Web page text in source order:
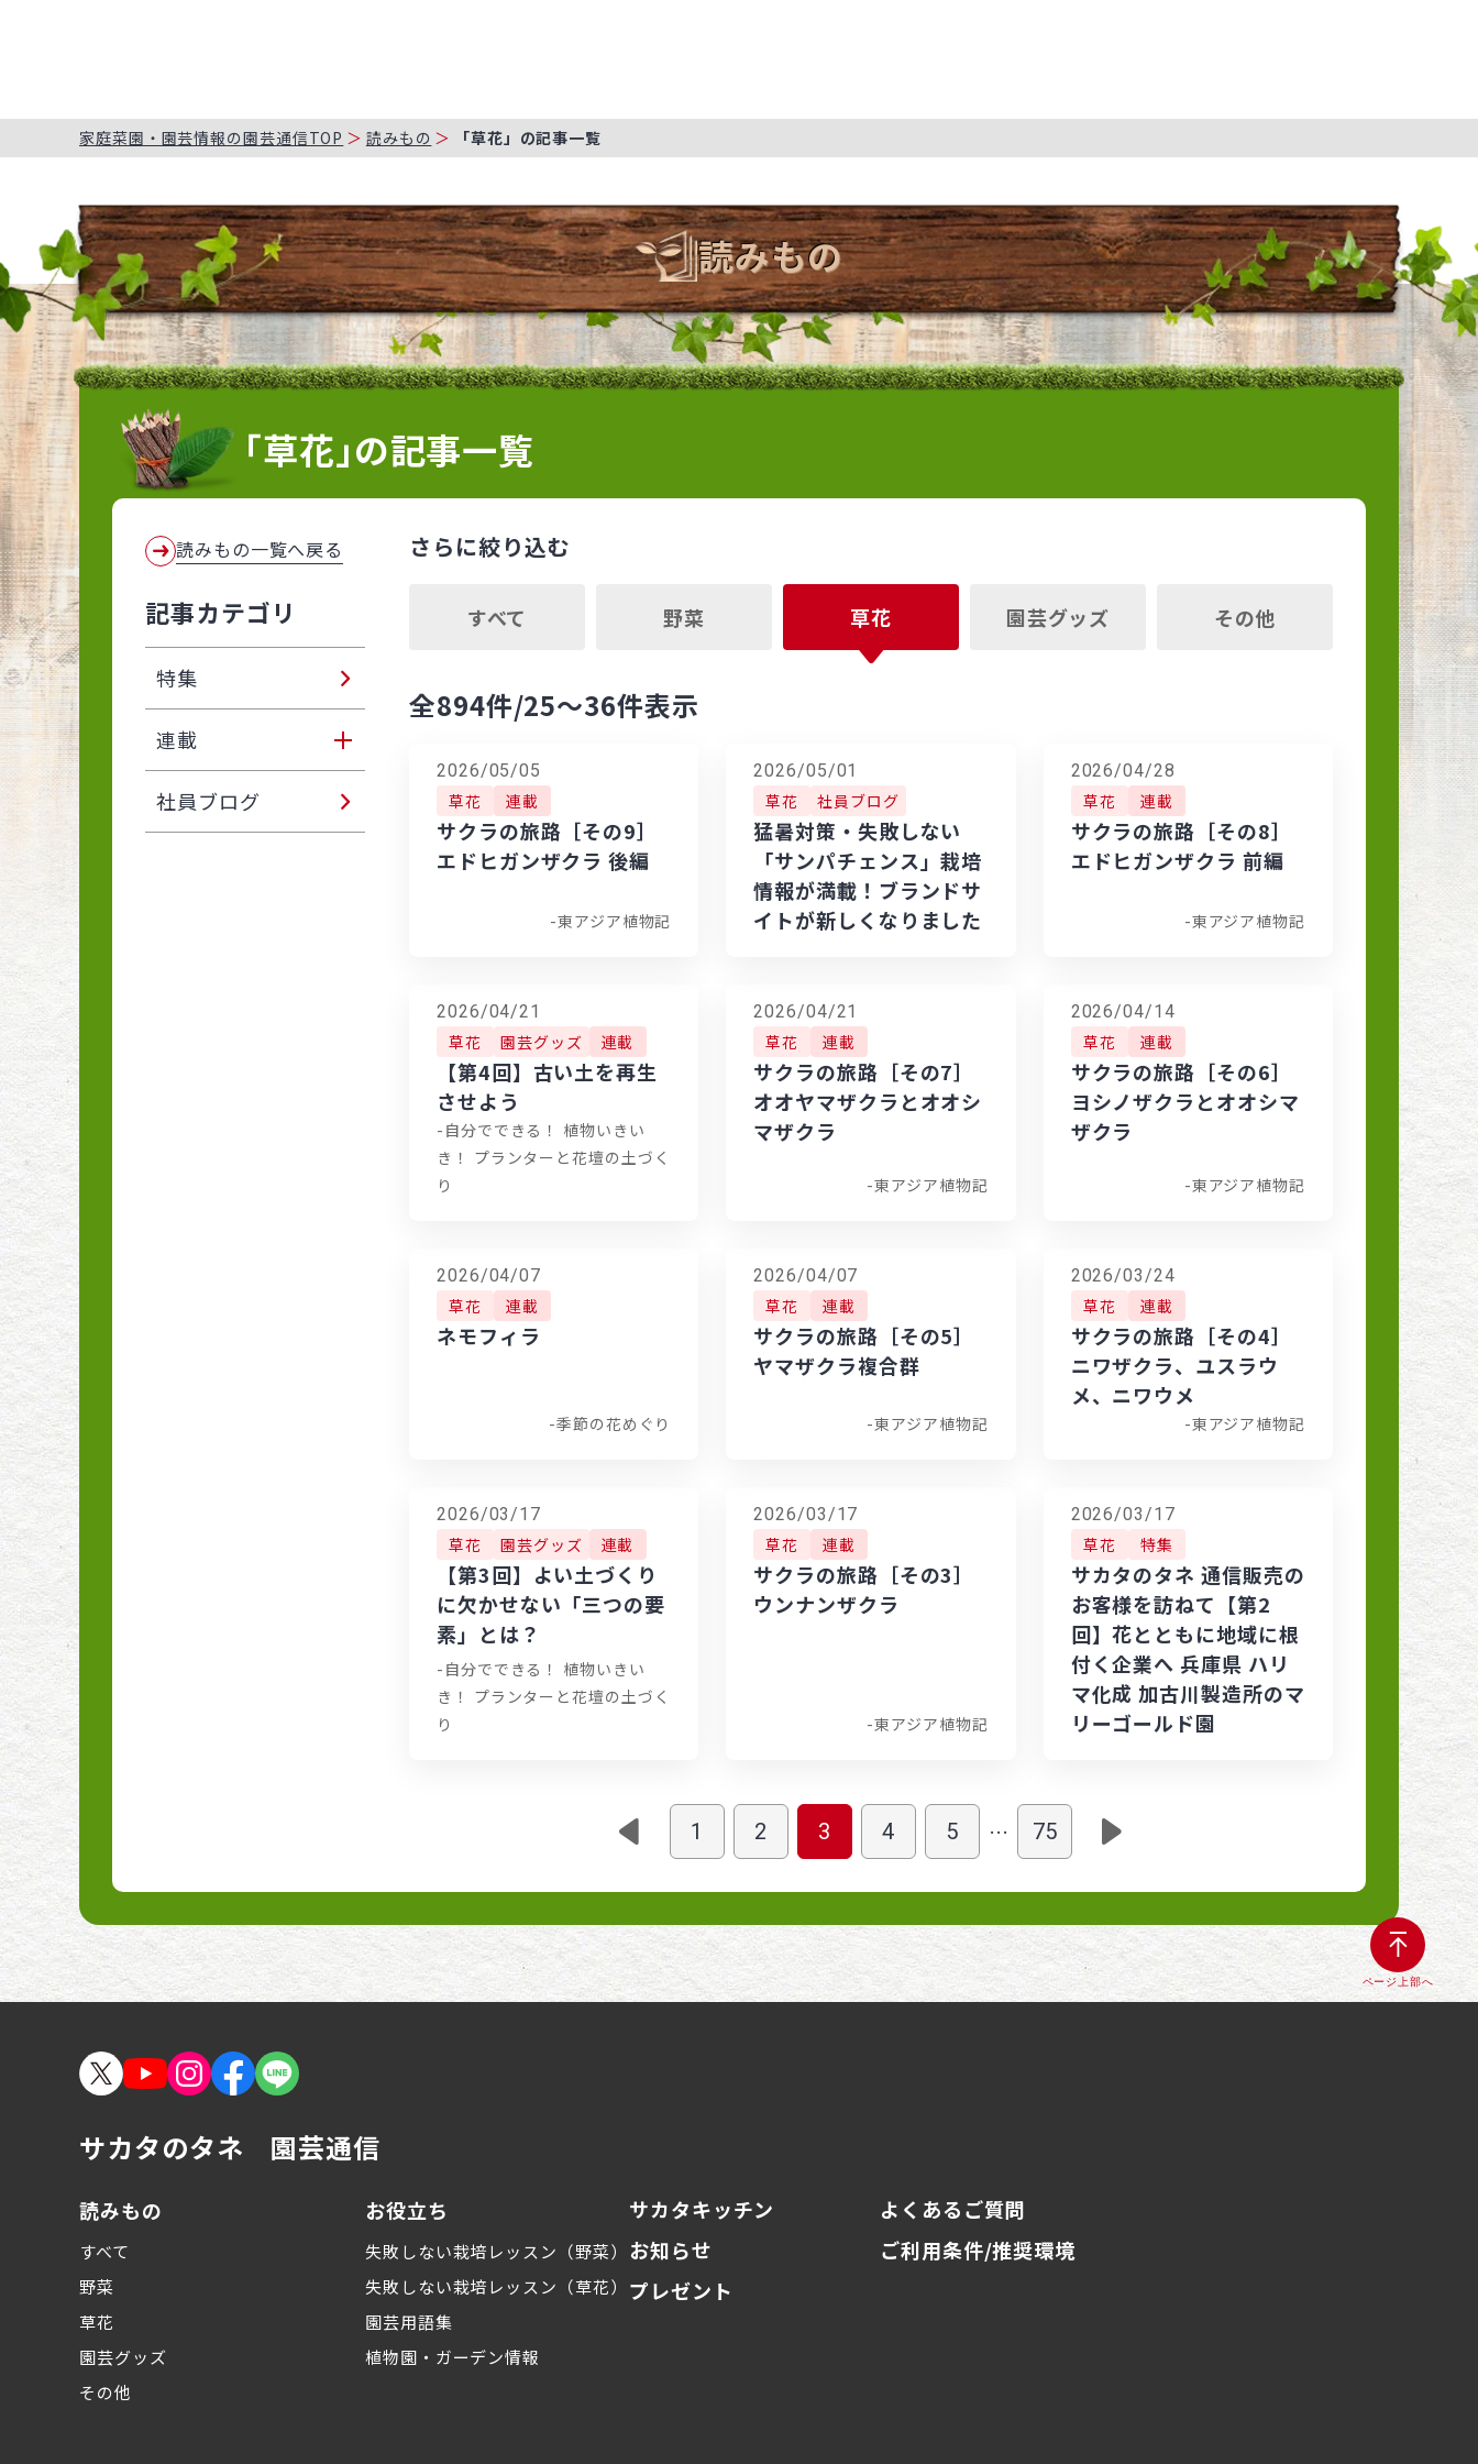
家庭菜園・園芸情報の園芸通信TOP 読みもの 「草花」の記事一覧
読みもの
「草花」の記事一覧
さらに絞り込む
すべて 野菜 草花 園芸グッズ その他
全894件/25～36件表示
2026/05/05
草花 連載
サクラの旅路［その9］
エドヒガンザクラ 後編
-東アジア植物記
2026/05/01
草花 社員ブログ
猛暑対策・失敗しない
「サンパチェンス」栽培
情報が満載！ブランドサ
イトが新しくなりました
2026/04/28
草花 連載
サクラの旅路［その8］
エドヒガンザクラ 前編
-東アジア植物記
2026/04/21
草花 園芸グッズ 連載
【第4回】古い土を再生
させよう
-自分でできる！ 植物いきい
き！ プランターと花壇の土づく
り
2026/04/21
草花 連載
サクラの旅路［その7］
オオヤマザクラとオオシ
マザクラ
-東アジア植物記
2026/04/14
草花 連載
サクラの旅路［その6］
ヨシノザクラとオオシマ
ザクラ
-東アジア植物記
2026/04/07
草花 連載
ネモフィラ
-季節の花めぐり
2026/04/07
草花 連載
サクラの旅路［その5］
ヤマザクラ複合群
-東アジア植物記
2026/03/24
草花 連載
サクラの旅路［その4］
ニワザクラ、ユスラウ
メ、ニワウメ
-東アジア植物記
2026/03/17
草花 園芸グッズ 連載
【第3回】よい土づくり
に欠かせない「三つの要
素」とは？
-自分でできる！ 植物いきい
き！ プランターと花壇の土づく
り
2026/03/17
草花 連載
サクラの旅路［その3］
ウンナンザクラ
-東アジア植物記
2026/03/17
草花 特集
サカタのタネ 通信販売の
お客様を訪ねて【第2
回】花とともに地域に根
付く企業へ 兵庫県 ハリ
マ化成 加古川製造所のマ
リーゴールド園
1 2 3 4 5 … 75
読みもの一覧へ戻る
記事カテゴリ
特集
連載
東アジア植物記
初心者さんもやってみ
よう! タネまきから苗
育てAtoZ
る？ 病害虫トラブル1
10番［野菜編］
こんな症状の時どうす
る？ 病害虫トラブル1
ンノートPart2
社員ブログ
ページ上部へ
サカタのタネ 園芸通信
読みもの
すべて
野菜
草花
園芸グッズ
その他
お役立ち
失敗しない栽培レッスン（野菜）
失敗しない栽培レッスン（草花）
園芸用語集
植物園・ガーデン情報
サカタキッチン
よくあるご質問
お知らせ
ご利用条件/推奨環境
プレゼント